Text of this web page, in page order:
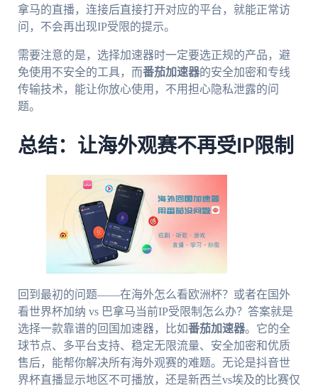
拿马的直播，连接后直接打开对应的平台，就能正常访
问，不会再出现IP受限的提示。
需要注意的是，选择加速器时一定要选正规的产品，避
免使用不安全的工具，而番茄加速器的安全加密和专线
传输技术，能让你放心使用，不用担心隐私泄露的问
题。
总结：让海外观赛不再受IP限制
回到最初的问题——在海外怎么看欧洲杯？或者在国外
看世界杯加纳 vs 巴拿马当前IP受限制怎么办？答案就是
选择一款靠谱的回国加速器，比如番茄加速器。它的全
球节点、多平台支持、稳定无限流量、安全加密和优质
售后，能帮你解决所有海外观赛的难题。无论是抖音世
界杯直播显示地区不可播放，还是新西兰vs埃及的比赛仅